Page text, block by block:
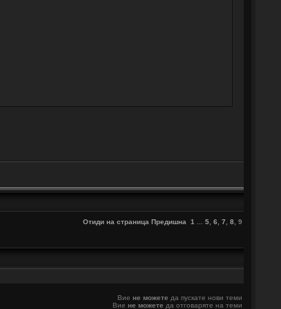
Отиди на страница Предишна 1 5, 6 7 8 9
Вие не можете да пускате нови теми
Вие не можете да отговаряте на теми